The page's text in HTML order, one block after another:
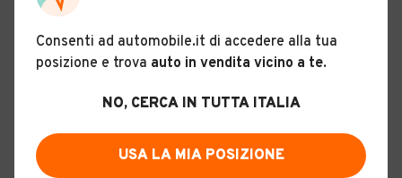
Descrizione
Storia del veicolo
Consenti ad automobile.it di accedere alla tua
posizione e trova auto in vendita vicino a te.
NO, CERCA IN TUTTA ITALIA
USA LA MIA POSIZIONE